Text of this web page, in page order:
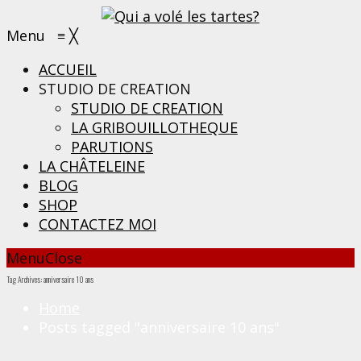
Menu ≡ ╳
ACCUEIL
STUDIO DE CREATION
STUDIO DE CREATION
LA GRIBOUILLOTHEQUE
PARUTIONS
LA CHÂTELEINE
BLOG
SHOP
CONTACTEZ MOI
MenuClose
Tag Archives: anniversaire 10 ans